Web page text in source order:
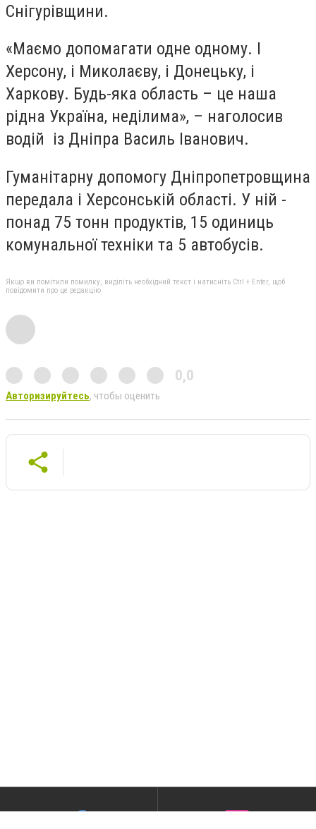
Снігурівщини.
«Маємо допомагати одне одному. І
Херсону, і Миколаєву, і Донецьку, і
Харкову. Будь-яка область – це наша
рідна Україна, неділима», – наголосив
водій із Дніпра Василь Іванович.
Гуманітарну допомогу Дніпропетровщина
передала і Херсонській області. У ній -
понад 75 тонн продуктів, 15 одиниць
комунальної техніки та 5 автобусів.
Якщо ви помітили помилку, виділіть необхідний текст і натисніть Ctrl + Enter, щоб
повідомити про це редакцію
0,0
Авторизируйтесь, чтобы оценить